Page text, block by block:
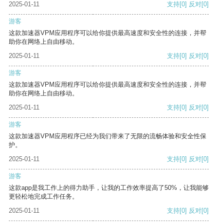
2025-01-11 支持[0] 反对[0]
游客
这款加速器VPM应用程序可以给你提供最高速度和安全性的连接，并帮
助你在网络上自由移动。
2025-01-11
支持[0] 反对[0]
游客
这款加速器VPM应用程序可以给你提供最高速度和安全性的连接，并帮
助你在网络上自由移动。
2025-01-11
支持[0] 反对[0]
游客
这款加速器VPM应用程序已经为我们带来了无限的流畅体验和安全性保
护。
2025-01-11
支持[0] 反对[0]
游客
这款app是我工作上的得力助手，让我的工作效率提高了50%，让我能够
更轻松地完成工作任务。
2025-01-11
支持[0] 反对[0]